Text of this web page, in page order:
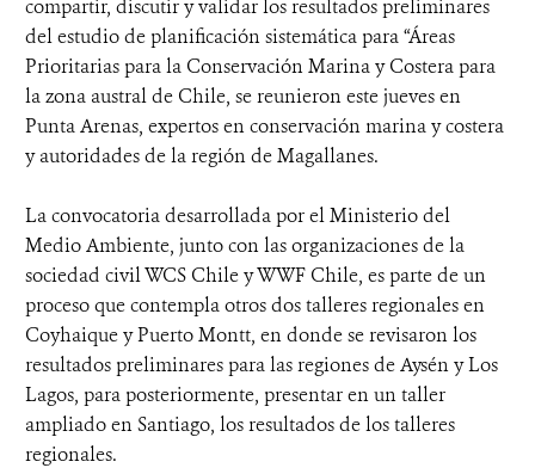
compartir, discutir y validar los resultados preliminares
del estudio de planificación sistemática para “Áreas
Prioritarias para la Conservación Marina y Costera para
la zona austral de Chile, se reunieron este jueves en
Punta Arenas, expertos en conservación marina y costera
y autoridades de la región de Magallanes.
La convocatoria desarrollada por el Ministerio del
Medio Ambiente, junto con las organizaciones de la
sociedad civil WCS Chile y WWF Chile, es parte de un
proceso que contempla otros dos talleres regionales en
Coyhaique y Puerto Montt, en donde se revisaron los
resultados preliminares para las regiones de Aysén y Los
Lagos, para posteriormente, presentar en un taller
ampliado en Santiago, los resultados de los talleres
regionales.